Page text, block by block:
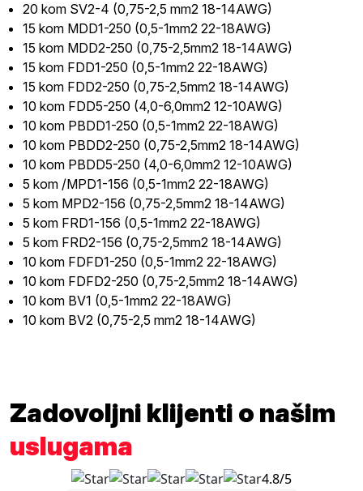
20 kom SV2-4 (0,75-2,5 mm2 18-14AWG)
15 kom MDD1-250 (0,5-1mm2 22-18AWG)
15 kom MDD2-250 (0,75-2,5mm2 18-14AWG)
15 kom FDD1-250 (0,5-1mm2 22-18AWG)
15 kom FDD2-250 (0,75-2,5mm2 18-14AWG)
10 kom FDD5-250 (4,0-6,0mm2 12-10AWG)
10 kom PBDD1-250 (0,5-1mm2 22-18AWG)
10 kom PBDD2-250 (0,75-2,5mm2 18-14AWG)
10 kom PBDD5-250 (4,0-6,0mm2 12-10AWG)
5 kom /MPD1-156 (0,5-1mm2 22-18AWG)
5 kom MPD2-156 (0,75-2,5mm2 18-14AWG)
5 kom FRD1-156 (0,5-1mm2 22-18AWG)
5 kom FRD2-156 (0,75-2,5mm2 18-14AWG)
10 kom FDFD1-250 (0,5-1mm2 22-18AWG)
10 kom FDFD2-250 (0,75-2,5mm2 18-14AWG)
10 kom BV1 (0,5-1mm2 22-18AWG)
10 kom BV2 (0,75-2,5 mm2 18-14AWG)
Zadovoljni klijenti o našim
uslugama
4.8/5